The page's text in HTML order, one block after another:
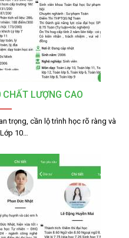
LƯỢNG CAO
trọng, cần lộ trình học rõ ràng và
10…